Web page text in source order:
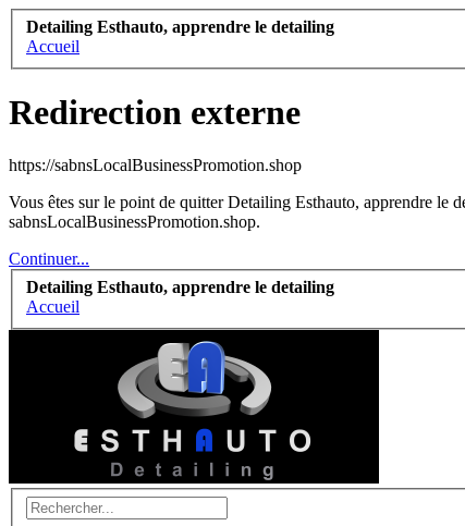
Detailing Esthauto, apprendre le detailing
Accueil
Redirection externe
https://sabnsLocalBusinessPromotion.shop
Vous êtes sur le point de quitter Detailing Esthauto, apprendre le
sabnsLocalBusinessPromotion.shop.
Continuer...
Detailing Esthauto, apprendre le detailing
Accueil